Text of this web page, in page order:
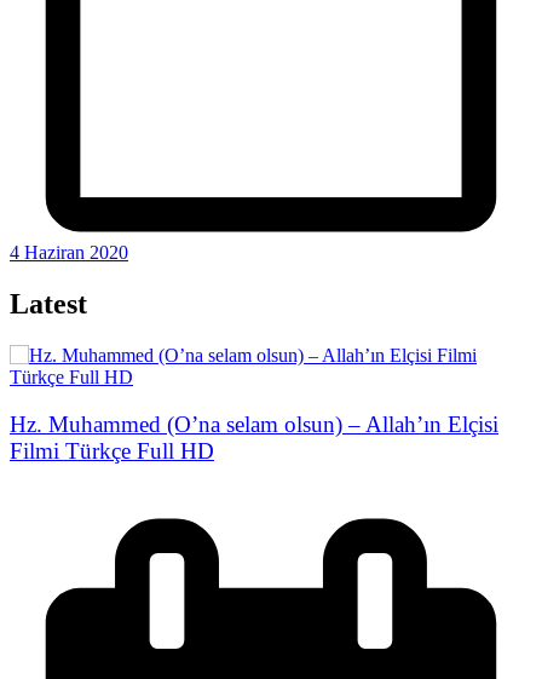
4 Haziran 2020
Latest
Hz. Muhammed (O’na selam olsun) – Allah’ın Elçisi
Filmi Türkçe Full HD